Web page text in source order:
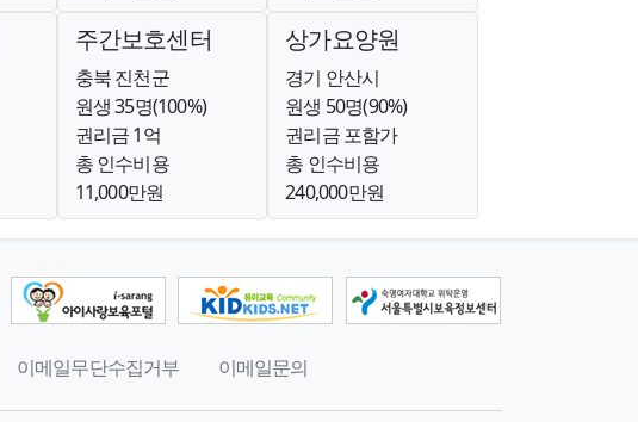
주간보호센터
충북 진천군
원생 35명(100%)
권리금 1억
총 인수비용
11,000만원
상가요양원
경기 안산시
원생 50명(90%)
권리금 포함가
총 인수비용
240,000만원
이메일무단수집거부 이메일문의